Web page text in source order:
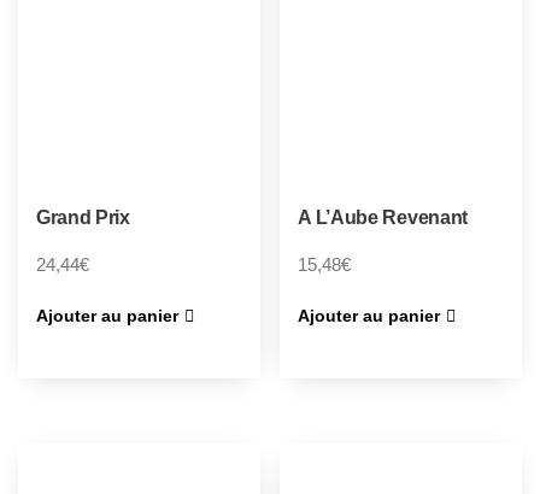
Grand Prix
24,44€
Ajouter au panier
A L’Aube Revenant
15,48€
Ajouter au panier